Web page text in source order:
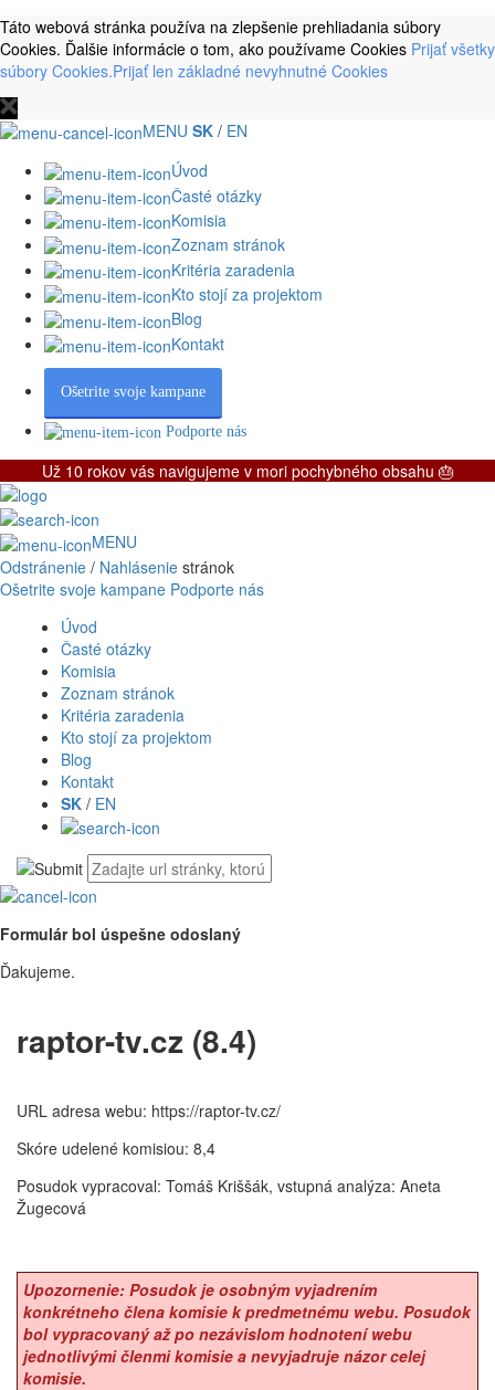
Táto webová stránka používa na zlepšenie prehliadania súbory
Cookies. Ďalšie informácie o tom, ako používame Cookies Prijať všetky
súbory Cookies.Prijať len základné nevyhnutné Cookies
MENU SK / EN
Úvod
Časté otázky
Komisia
Zoznam stránok
Kritéria zaradenia
Kto stojí za projektom
Blog
Kontakt
Ošetrite svoje kampane
Podporte nás
Už 10 rokov vás navigujeme v mori pochybného obsahu 🎂
MENU
Odstránenie / Nahlásenie stránok
Ošetrite svoje kampane Podporte nás
Úvod
Časté otázky
Komisia
Zoznam stránok
Kritéria zaradenia
Kto stojí za projektom
Blog
Kontakt
SK / EN
Formulár bol úspešne odoslaný
Ďakujeme.
raptor-tv.cz (8.4)
URL adresa webu: https://raptor-tv.cz/
Skóre udelené komisiou: 8,4
Posudok vypracoval: Tomáš Kriššák, vstupná analýza: Aneta
Žugecová
Upozornenie: Posudok je osobným vyjadrením
konkrétneho člena komisie k predmetnému webu. Posudok
bol vypracovaný až po nezávislom hodnotení webu
jednotlivými členmi komisie a nevyjadruje názor celej
komisie.